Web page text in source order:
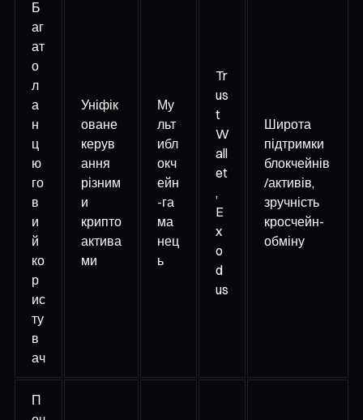
Б
аг
ат
о
л
а
н
ц
ю
го
в
и
й
ко
р
ис
ту
в
ач
Уніфік
оване
керув
ання
різним
и
крипто
актива
ми
Му
льт
ибл
окч
ейн
-га
ма
нец
ь
Tr
us
t
W
all
et
,
E
x
o
d
us
Широта
підтримки
блокчейнів
/активів,
зручність
кросчейн-
обміну
П